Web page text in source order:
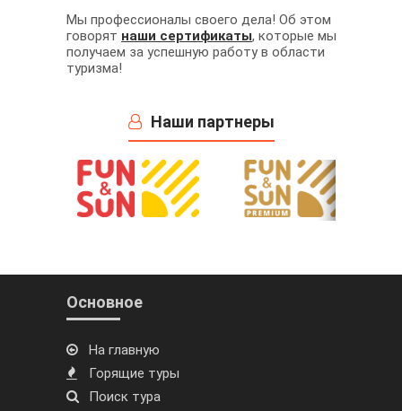
Мы профессионалы своего дела! Об этом
говорят наши сертификаты, которые мы
получаем за успешную работу в области
туризма!
Наши партнеры
Основное
На главную
Горящие туры
Поиск тура